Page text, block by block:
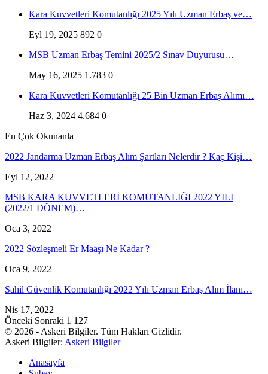
Kara Kuvvetleri Komutanlığı 2025 Yılı Uzman Erbaş ve…
Eyl 19, 2025 892 0
MSB Uzman Erbaş Temini 2025/2 Sınav Duyurusu…
May 16, 2025 1.783 0
Kara Kuvvetleri Komutanlığı 25 Bin Uzman Erbaş Alımı…
Haz 3, 2024 4.684 0
En Çok Okunanla
2022 Jandarma Uzman Erbaş Alım Şartları Nelerdir ? Kaç Kişi…
Eyl 12, 2022
MSB KARA KUVVETLERİ KOMUTANLIĞI 2022 YILI
(2022/1 DÖNEM)…
Oca 3, 2022
2022 Sözleşmeli Er Maaşı Ne Kadar ?
Oca 9, 2022
Sahil Güvenlik Komutanlığı 2022 Yılı Uzman Erbaş Alım İlanı…
Nis 17, 2022
Önceki Sonraki 1 127
© 2026 - Askeri Bilgiler. Tüm Hakları Gizlidir.
Askeri Bilgiler: Askeri Bilgiler
Anasayfa